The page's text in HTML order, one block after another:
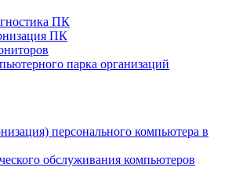
ПК
ПК
парка организаций
персонального компьютера в
обслуживания компьютеров